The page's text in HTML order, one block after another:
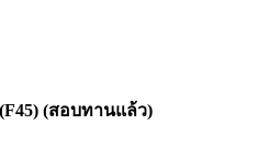
(สอบทานแล้ว)